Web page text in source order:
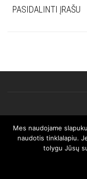
PASIDALINTI ĮRAŠU
© 2025
Mes naudojame
naudotis tinklalapiu.
tolygu Jūsų